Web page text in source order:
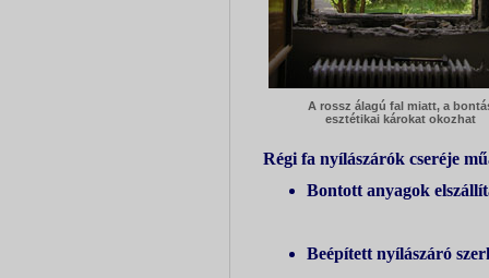
A rossz álagú fal miatt, a
esztétikai károkat okozhat
Régi fa nyílászárók cseréje
Bontott anyagok
Beépített nyílászáró